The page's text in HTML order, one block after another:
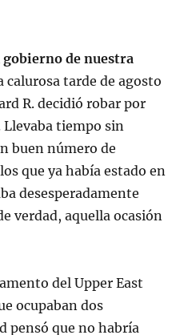
gobierno de nuestra
calurosa tarde de agosto
R. decidió robar por
Llevaba tiempo sin
buen número de
que ya había estado en
desesperadamente
verdad, aquella ocasión
del Upper East
ocupaban dos
pensó que no habría